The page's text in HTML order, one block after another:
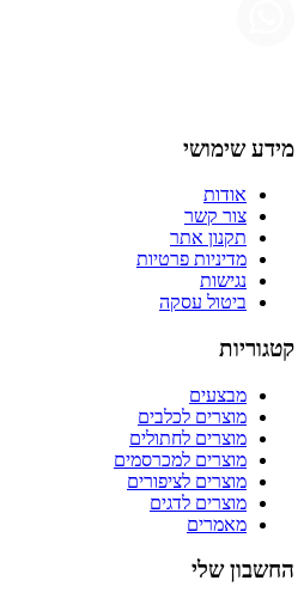
מידע שימושי
אודות
צור קשר
תקנון אתר
מדיניות פרטיות
נגישות
ביטול עסקה
קטגוריות
מבצעים
מוצרים לכלבים
מוצרים לחתולים
מוצרים למכרסמים
מוצרים לציפורים
מוצרים לדגים
מאמרים
החשבון שלי